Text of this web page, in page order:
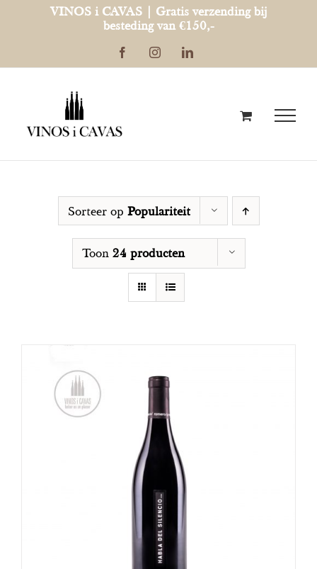
VINOS i CAVAS | Gratis verzending bij
besteding van €150,-
FacebookInstagramLinkedIn
Sorteer op Populariteit
Toon 24 producten
OPTIES SELECTEREN /